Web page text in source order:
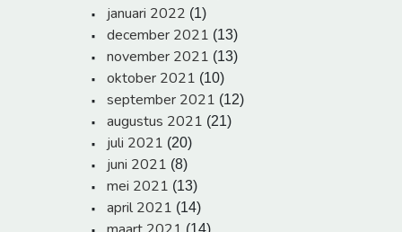
januari 2022 (1)
december 2021 (13)
november 2021 (13)
oktober 2021 (10)
september 2021 (12)
augustus 2021 (21)
juli 2021 (20)
juni 2021 (8)
mei 2021 (13)
april 2021 (14)
(14)